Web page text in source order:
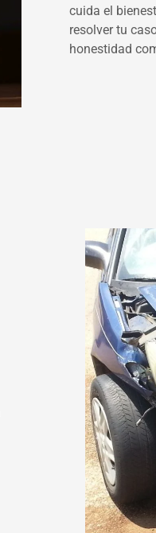
cuida el
resolver tu
honestidad